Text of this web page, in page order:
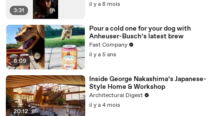
3:31
il y a 8 mois
6:09
Pour a cold one for your dog with
Anheuser-Busch’s latest brew
Fast Company
il y a 5 ans
20:12
Inside George Nakashima’s Japanese-
Style Home & Workshop
Architectural Digest
il y a 4 mois